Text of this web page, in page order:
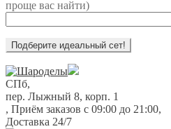
проще вас найти)
Перейти
к
навигации
Перейти
к
содержимому
СПб,
пер. Лыжный 8, корп. 1
, Приём заказов с 09:00 до 21:00,
Доставка 24/7